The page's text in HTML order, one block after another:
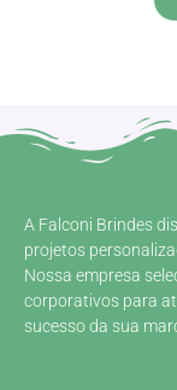
A Falconi Brindes
projetos
Nossa empresa
corporativos para
sucesso da sua